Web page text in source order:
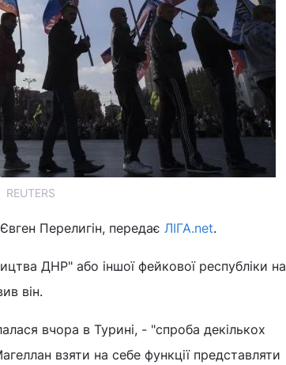
REUTERS
Перелигін, передає ЛІГА.net.
ДНР" або іншої фейкової республіки на
він.
вчора в Турині, - "спроба декількох
взяти на себе функції представляти